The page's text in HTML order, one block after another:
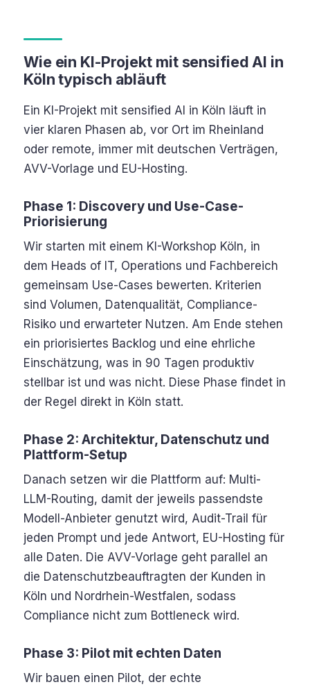
Wie ein KI-Projekt mit sensified AI in
Köln typisch abläuft
Ein KI-Projekt mit sensified AI in Köln läuft in
vier klaren Phasen ab, vor Ort im Rheinland
oder remote, immer mit deutschen Verträgen,
AVV-Vorlage und EU-Hosting.
Phase 1: Discovery und Use-Case-
Priorisierung
Wir starten mit einem KI-Workshop Köln, in
dem Heads of IT, Operations und Fachbereich
gemeinsam Use-Cases bewerten. Kriterien
sind Volumen, Datenqualität, Compliance-
Risiko und erwarteter Nutzen. Am Ende stehen
ein priorisiertes Backlog und eine ehrliche
Einschätzung, was in 90 Tagen produktiv
stellbar ist und was nicht. Diese Phase findet in
der Regel direkt in Köln statt.
Phase 2: Architektur, Datenschutz und
Plattform-Setup
Danach setzen wir die Plattform auf: Multi-
LLM-Routing, damit der jeweils passendste
Modell-Anbieter genutzt wird, Audit-Trail für
jeden Prompt und jede Antwort, EU-Hosting für
alle Daten. Die AVV-Vorlage geht parallel an
die Datenschutzbeauftragten der Kunden in
Köln und Nordrhein-Westfalen, sodass
Compliance nicht zum Bottleneck wird.
Phase 3: Pilot mit echten Daten
Wir bauen einen Pilot, der echte